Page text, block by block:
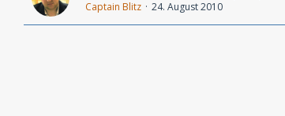
Captain Blitz 24. August 2010